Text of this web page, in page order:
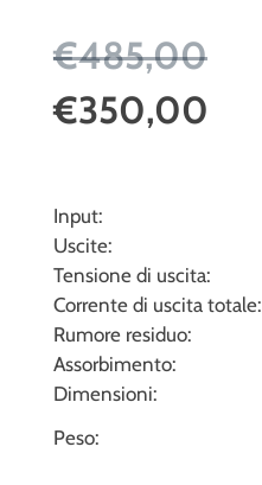
€485,00
€350,00
Input:
Uscite:
Tensione di uscita:
Corrente di uscita totale:
Rumore residuo:
Assorbimento:
Dimensioni:
Peso: